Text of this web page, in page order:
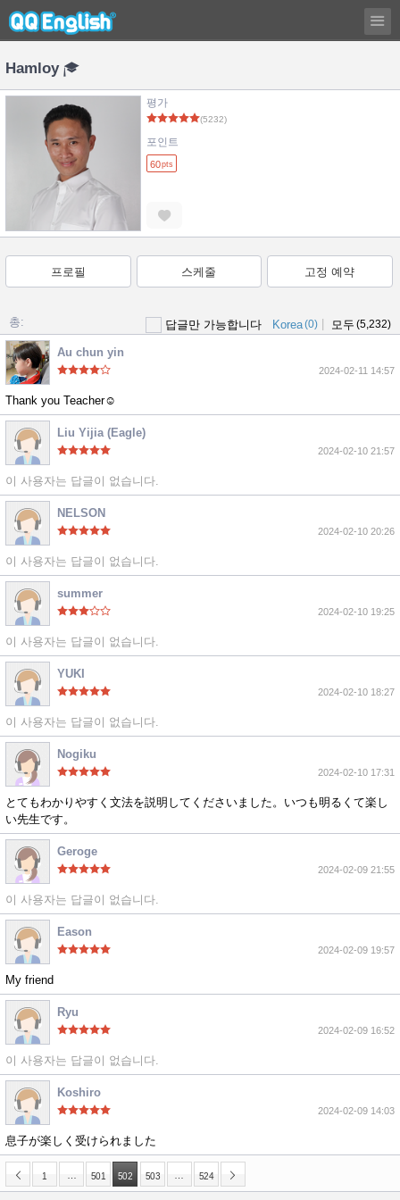
Hamloy
평가
(5232)
포인트
60pts
프로필 스케줄 고정 예약
총: 답글만 가능합니다 Korea(0) 모두 (5,232)
Au chun yin
2024-02-11 14:57
Thank you Teacher☺️
Liu Yijia (Eagle)
2024-02-10 21:57
이 사용자는 답글이 없습니다.
NELSON
2024-02-10 20:26
이 사용자는 답글이 없습니다.
summer
2024-02-10 19:25
이 사용자는 답글이 없습니다.
YUKI
2024-02-10 18:27
이 사용자는 답글이 없습니다.
Nogiku
2024-02-10 17:31
とてもわかりやすく文法を説明してくださいました。いつも明るくて楽し
い先生です。
Geroge
2024-02-09 21:55
이 사용자는 답글이 없습니다.
Eason
2024-02-09 19:57
My friend
Ryu
2024-02-09 16:52
이 사용자는 답글이 없습니다.
Koshiro
2024-02-09 14:03
息子が楽しく受けられました
1 501 502 503 524